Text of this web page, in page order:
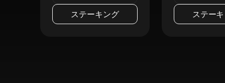
ステーキング ステー